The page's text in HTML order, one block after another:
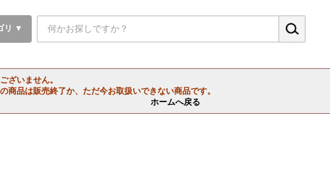
リ ▼
ざいません。
商品は販売終了か、ただ今お取扱いできない商品です。
ホームへ戻る